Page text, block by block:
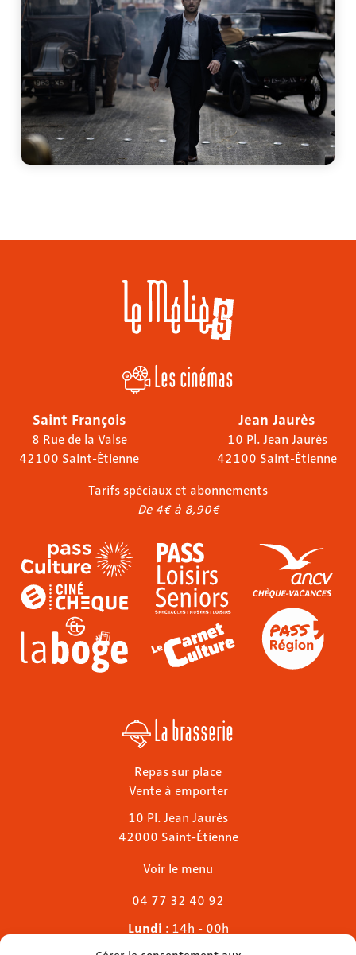
Les cinémas
Saint François
8 Rue de la Valse
42100 Saint-Étienne
Jean Jaurès
10 Pl. Jean Jaurès
42100 Saint-Étienne
Tarifs spéciaux et abonnements
De 4€ à 8,90€
La brasserie
Repas sur place
Vente à emporter
10 Pl. Jean Jaurès
42000 Saint-Étienne
Voir le menu
04 77 32 40 92
Lundi : 14h - 00h
Mardi & mercredi : 11h - 00h30